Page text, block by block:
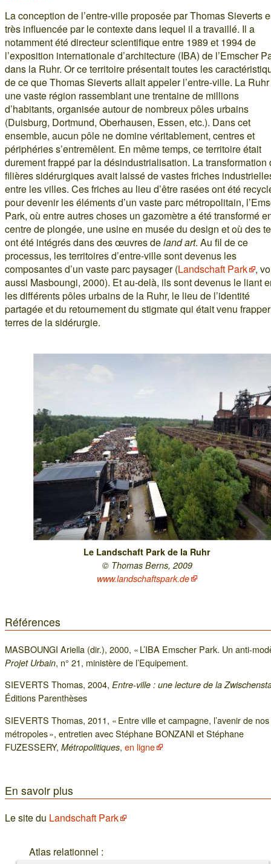
La conception de l’entre-ville proposée par Thomas Sieverts
très influencée par le contexte dans lequel il a travaillé. Il a
notamment été directeur scientifique entre 1989 et 1994 de
l’exposition internationale d’architecture (IBA) de l’Emscher
dans la Ruhr. Or ce territoire présentait toutes les
de ce que Thomas Sieverts allait appeler l’entre-ville. La
une vaste région rassemblant une trentaine de millions
d’habitants, organisée autour de nombreux pôles urbains
(Duisburg, Dortmund, Oberhausen, Essen, etc.). Dans cet
ensemble, aucun pôle ne domine véritablement, centres et
périphéries s’entremêlent. En même temps, ce territoire était
durement frappé par la désindustrialisation. La transformation
filières sidérurgiques avait laissé de vastes friches
entre les villes. Ces friches au lieu d’être rasées ont été
pour devenir les éléments d’un vaste parc métropolitain,
Park, où entre autres choses un gazomètre a été transformé
centre de plongée, une usine en musée du design et où des
ont été intégrés dans des œuvres deland art. Au fil de ce
processus, les territoires d’entre-ville sont devenus les
composantes d’un vaste parc paysager (Landschaft Park
,
aussi Masboungi, 2000). Et au-delà, ils sont devenus le liant
les différents pôles urbains de la Ruhr, le lieu de l’identité
partagée et du retournement du stigmate qui était venu
terres de la sidérurgie.
Le Landschaft Park de la Ruhr
© Thomas Berns, 2009
www.landschaftspark.de
Références
MASBOUNGI Ariella (dir.), 2000, « L’IBA Emscher Park. Un anti-
Projet Urbain, n° 21, ministère de l’Equipement.
SIEVERTS Thomas, 2004, Entre-ville : une lecture de la
Éditions Parenthèses
SIEVERTS Thomas, 2011, « Entre ville et campagne, l’avenir de nos
métropoles », entretien avec Stéphane BONZANI et Stéphane
FUZESSERY, Métropolitiques, en ligne
En savoir plus
Le site du Landschaft Park
Atlas relationnel :